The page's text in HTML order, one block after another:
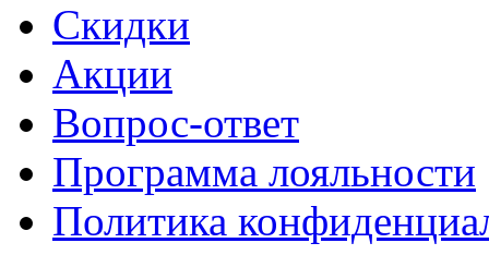
Скидки
Акции
Вопрос-ответ
Программа лояльности
Политика